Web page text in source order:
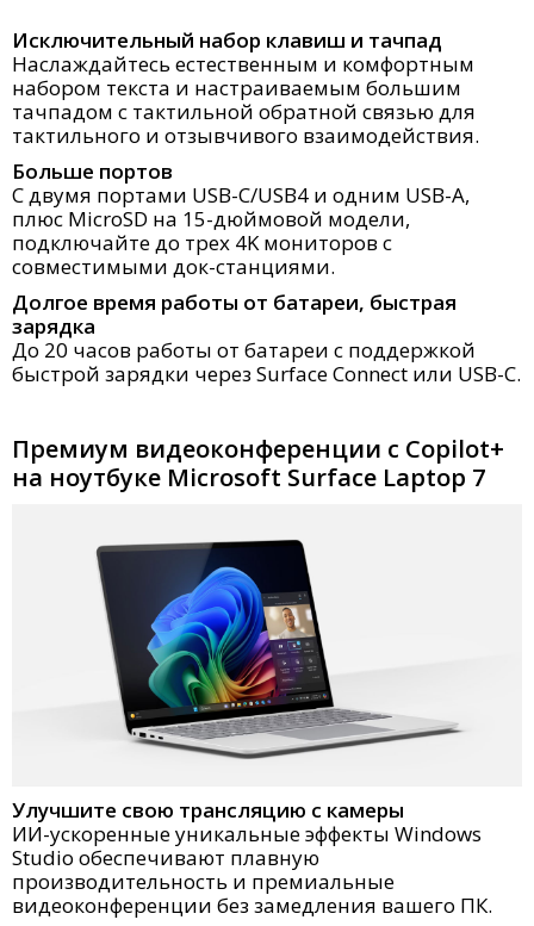
Исключительный набор клавиш и тачпад
Наслаждайтесь естественным и комфортным
набором текста и настраиваемым большим
тачпадом с тактильной обратной связью для
тактильного и отзывчивого взаимодействия.
Больше портов
С двумя портами USB-C/USB4 и одним USB-A,
плюс MicroSD на 15-дюймовой модели,
подключайте до трех 4K мониторов с
совместимыми док-станциями.
Долгое время работы от батареи, быстрая
зарядка
До 20 часов работы от батареи с поддержкой
быстрой зарядки через Surface Connect или USB-C.
Премиум видеоконференции с Copilot+
на ноутбуке Microsoft Surface Laptop 7
Улучшите свою трансляцию с камеры
ИИ-ускоренные уникальные эффекты Windows
Studio обеспечивают плавную
производительность и премиальные
видеоконференции без замедления вашего ПК.